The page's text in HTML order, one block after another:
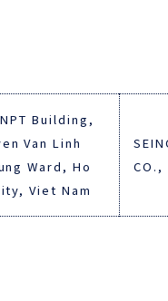
Building,
Van Linh
Ward, Ho
Viet Nam
CO.,